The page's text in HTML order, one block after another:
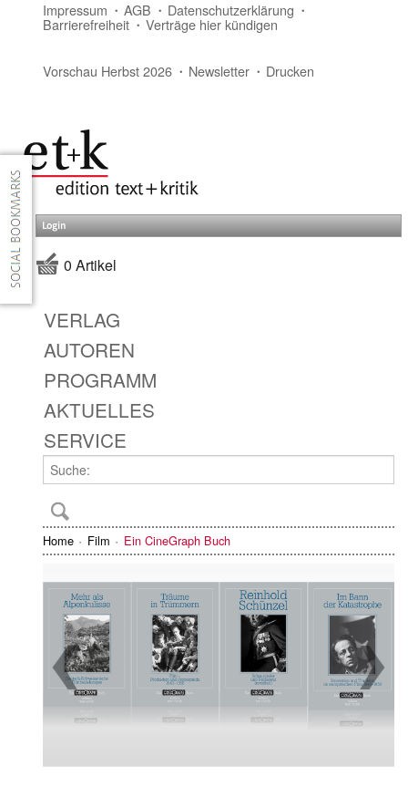
Impressum AGB Datenschutzerklärung
Barrierefreiheit Verträge hier kündigen
Vorschau Herbst 2026 Newsletter Drucken
Login
0 Artikel
VERLAG
AUTOREN
PROGRAMM
AKTUELLES
SERVICE
Home Film Ein CineGraph Buch